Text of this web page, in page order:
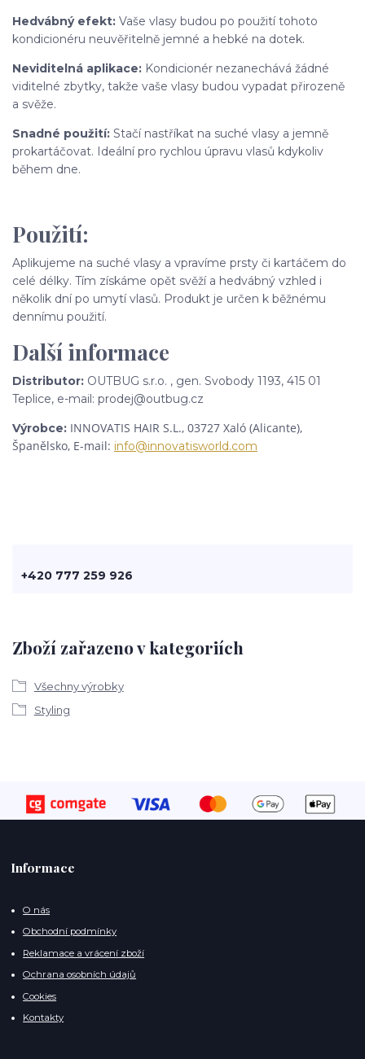
Hedvábný efekt: Vaše vlasy budou po použití tohoto
kondicionéru neuvěřitelně jemné a hebké na dotek.
Neviditelná aplikace: Kondicionér nezanechává žádné
viditelné zbytky, takže vaše vlasy budou vypadat přirozeně
a svěže.
Snadné použití: Stačí nastříkat na suché vlasy a jemně
prokartáčovat. Ideální pro rychlou úpravu vlasů kdykoliv
během dne.
Použití:
Aplikujeme na suché vlasy a vpravíme prsty či kartáčem do
celé délky. Tím získáme opět svěží a hedvábný vzhled i
několik dní po umytí vlasů. Produkt je určen k běžnému
dennímu použití.
Další informace
Distributor: OUTBUG s.r.o. , gen. Svobody 1193, 415 01
Teplice, e-mail: prodej@outbug.cz
Výrobce: INNOVATIS HAIR S.L., 03727 Xaló (Alicante),
Španělsko, E-mail: info@innovatisworld.com
Zboží zařazeno v kategoriích
Všechny výrobky
Styling
+420 777 259 926
Informace
O nás
Obchodní podmínky
Reklamace a vrácení zboží
Ochrana osobních údajů
Cookies
Kontakty